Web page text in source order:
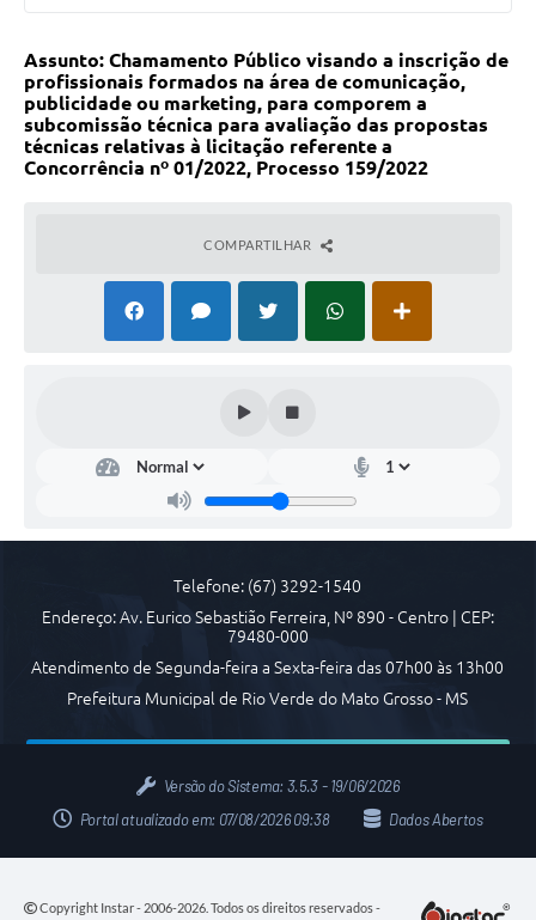
Diário Oficial MS
Galeria de Vídeos
Galeria de Fotos
Governo do Estado do Mato Grosso do Sul
Obras
Links
Serviços Online
Telefones Úteis
Assunto: Chamamento Público visando a inscrição de
profissionais formados na área de comunicação,
publicidade ou marketing, para comporem a
subcomissão técnica para avaliação das propostas
técnicas relativas à licitação referente a
Concorrência nº 01/2022, Processo 159/2022
COMPARTILHAR
Telefone: (67) 3292-1540
Endereço: Av. Eurico Sebastião Ferreira, Nº 890 - Centro | CEP:
79480-000
Atendimento de Segunda-feira a Sexta-feira das 07h00 às 13h00
Prefeitura Municipal de Rio Verde do Mato Grosso - MS
Versão do Sistema: 3.5.3 - 19/06/2026
Portal atualizado em: 07/08/2026 09:38 Dados Abertos
Copyright Instar - 2006-2026. Todos os direitos reservados -